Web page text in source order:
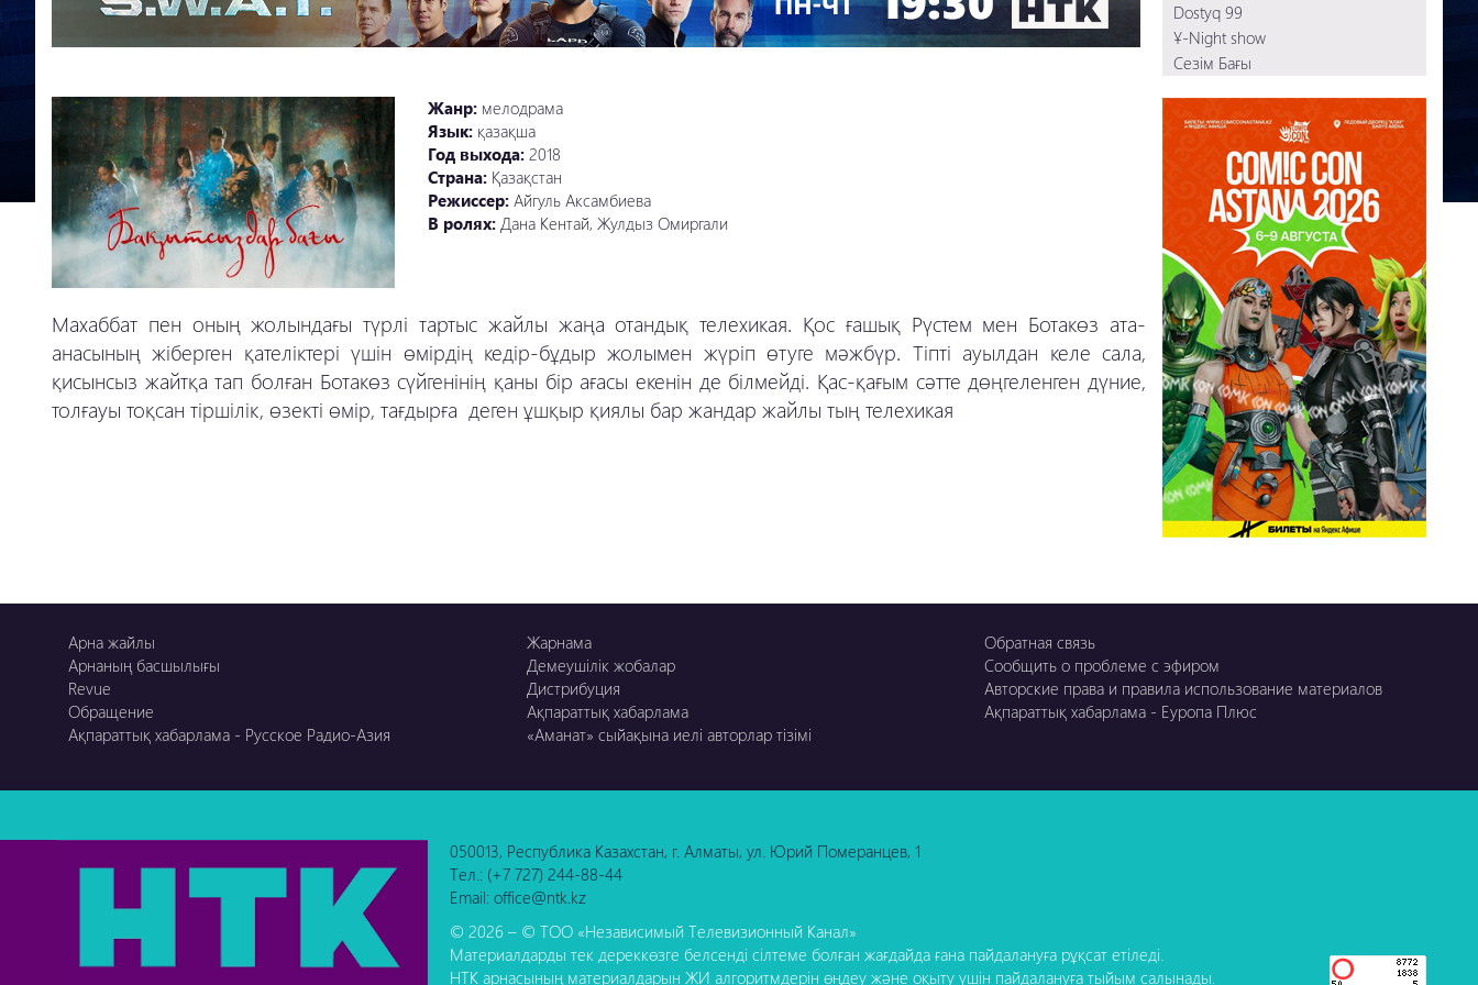
Жанр: мелодрама
Язык: қазақша
Год выхода: 2018
Страна: Қазақстан
Режиссер: Айгуль Аксамбиева
В ролях: Дана Кентай, Жулдыз Омиргали
Махаббат пен оның жолындағы түрлі тартыс жайлы жаңа отандық телехикая. Қос ғашық Рүстем мен Ботакөз ата-
анасының жіберген қателіктері үшін өмірдің кедір-бұдыр жолымен жүріп өтуге мәжбүр. Тіпті ауылдан келе сала,
қисынсыз жайтқа тап болған Ботакөз сүйгенінің қаны бір ағасы екенін де білмейді. Қас-қағым сәтте дөңгеленген дүние,
толғауы тоқсан тіршілік, өзекті өмір, тағдырға деген ұшқыр қиялы бар жандар жайлы тың телехикая
Сүйіктім
Шыңға шық
103
Қыз қиялы
Преподы
Қағаз кеме
ВУЗЕРЫ
Зауал
Ауылдастар
ПАТРУЛЬ
Қазақпыз ғой
Dostyq 99
Ұ-Night show
Сезім Бағы
Арна жайлы
Арнаның басшылығы
Revue
Обращение
Жарнама
Демеушілік жобалар
Обратная связь
Сообщить о проблеме с эфиром
Дистрибуция
Авторские права и правила использование материалов
Ақпараттық хабарлама
Ақпараттық хабарлама - Еуропа Плюс
Ақпараттық хабарлама - Русское Радио-Азия
«Аманат» сыйақына иелі авторлар тізімі
050013, Республика Казахстан, г. Алматы, ул. Юрий Померанцев, 1
Тел.: (+7 727) 244-88-44
Email: office@ntk.kz
© 2026 – © ТОО «Независимый Телевизионный Канал»
Материалдарды тек дереккөзге белсенді сілтеме болған жағдайда ғана пайдалануға рұқсат етіледі.
НТК арнасының материалдарын ЖИ алгоритмдерін өңдеу және оқыту үшін пайдалануға тыйым салынады.